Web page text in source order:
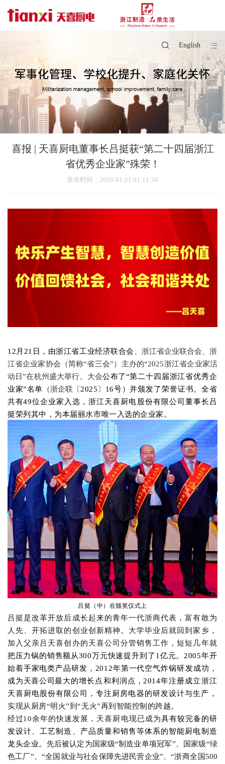
English
喜报 | 天喜厨电董事长吕挺获“第二十四届浙江
省优秀企业家”殊荣！
发布时间 ：2026-01-21 01:11:56
12月21日，由浙江省工业经济联合会、浙江省企业联合会、浙
江省企业家协会（简称“省三会”）主办的“2025浙江省企业家活
动日”在杭州盛大举行。大会公布了“第二十四届浙江省优秀企
业家”名单 （浙企联 〔2025 〕 16号）并颁发了荣誉证书。 全省
共有49位企业家入选，浙江天喜厨电股份有限公司董事长吕
挺荣列其中，为本届丽水市唯一入选的企业家。
吕挺（中）在颁奖仪式上
吕挺是改革开放后成长起来的青年一代浙商代表，富有敢为
人先、开拓进取的创业创新精神。大学毕业后就回到家乡，
加入父亲吕天喜创办的天喜公司分管销售工作，短短几年就
把压力锅的销售额从300万元快速提升到了1亿元。 2005年开
始着手家电类产品研发 ， 2012年第一代空气炸锅研发成功 ，
成为天喜公司最大的增长点和利润点 ， 2014年注册成立浙江
天喜厨电股份有限公司
， 专注厨房电器的研发设计与生产，
实现从厨房“明火”到“无火”再到智能控制 的跨越。
经过10余年的快速发展，天喜厨电现已成为具有较完备的研
发设计、工艺制造、产品质量和销售等体系的智能厨电制造
龙头企业。 先后被认定为 国家级“制造业单项冠军”、国家级“绿
色工厂”、“全国就业与社会保障先进民营企业”、 “浙商全国500